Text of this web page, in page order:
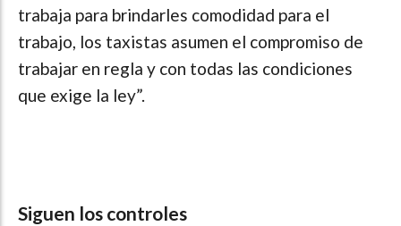
trabaja para brindarles comodidad para el
trabajo, los taxistas asumen el compromiso de
trabajar en regla y con todas las condiciones
que exige la ley”.
Siguen los controles